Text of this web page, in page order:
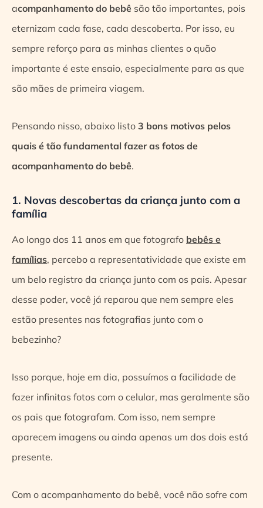
acompanhamento do bebê são tão importantes, pois
eternizam cada fase, cada descoberta. Por isso, eu
sempre reforço para as minhas clientes o quão
importante é este ensaio, especialmente para as que
são mães de primeira viagem.
Pensando nisso, abaixo listo 3 bons motivos pelos
quais é tão fundamental fazer as fotos de
acompanhamento do bebê.
1. Novas descobertas da criança junto com a
família
Ao longo dos 11 anos em que fotografo bebês e
famílias, percebo a representatividade que existe em
um belo registro da criança junto com os pais. Apesar
desse poder, você já reparou que nem sempre eles
estão presentes nas fotografias junto com o
bebezinho?
Isso porque, hoje em dia, possuímos a facilidade de
fazer infinitas fotos com o celular, mas geralmente são
os pais que fotografam. Com isso, nem sempre
aparecem imagens ou ainda apenas um dos dois está
presente.
Com o acompanhamento do bebê, você não sofre com